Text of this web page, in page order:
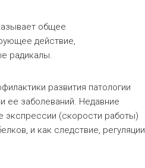
общее
действие,
радикалы.
развития патологии
заболеваний. Недавние
экспрессии (скорости работы)
и как следствие, регуляции